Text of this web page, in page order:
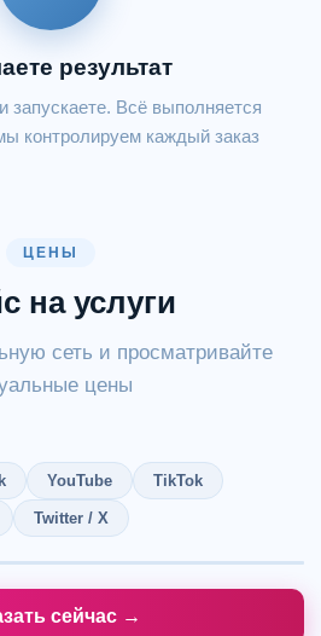
результат
запускаете. Всё выполняется
контролируем каждый заказ
ЦЕНЫ
на услуги
сеть и просматривайте
цены
YouTube TikTok
Twitter / X
сейчас →